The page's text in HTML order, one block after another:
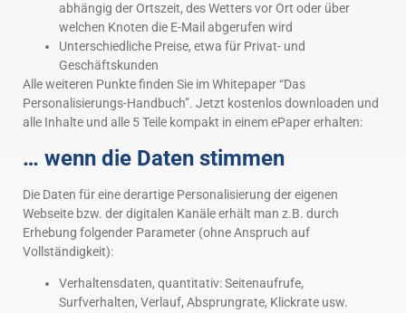
abhängig der Ortszeit, des Wetters vor Ort oder über
welchen Knoten die E-Mail abgerufen wird
Unterschiedliche Preise, etwa für Privat- und
Geschäftskunden
Alle weiteren Punkte finden Sie im Whitepaper “Das
Personalisierungs-Handbuch”. Jetzt kostenlos downloaden und
alle Inhalte und alle 5 Teile kompakt in einem ePaper erhalten:
… wenn die Daten stimmen
Die Daten für eine derartige Personalisierung der eigenen
Webseite bzw. der digitalen Kanäle erhält man z.B. durch
Erhebung folgender Parameter (ohne Anspruch auf
Vollständigkeit):
Verhaltensdaten, quantitativ: Seitenaufrufe,
Surfverhalten, Verlauf, Absprungrate, Klickrate usw.